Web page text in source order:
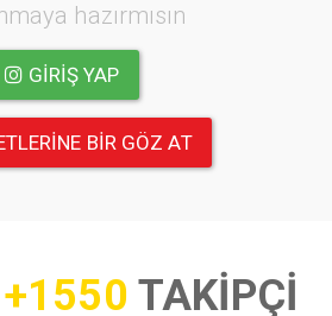
hazırmısın
GIRIŞ YAP
BIR GÖZ AT
+1550 TAKİPÇİ